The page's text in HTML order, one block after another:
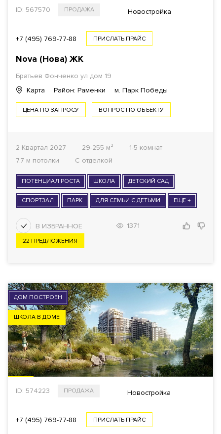
ID: 567570 ПРОДАЖА Новостройка
+7 (495) 769-77-88 ПРИСЛАТЬ ПРАЙС
Nova (Нова) ЖК
Братьев Фонченко ул дом 19
Карта
Район: Раменки м. Парк Победы
ЦЕНА ПО ЗАПРОСУ ВОПРОС ПО ОБЪЕКТУ
2 Квартал 2027 29-255 м²
1-5 комнат
7.7 м потолки
С отделкой
ПОТЕНЦИАЛ РОСТА ШКОЛА ДЕТСКИЙ САД
СПОРТЗАЛ ПАРК ДЛЯ СЕМЬИ С ДЕТЬМИ ЕЩЕ +
1371
22 ПРЕДЛОЖЕНИЯ
ДОМ ПОСТРОЕН
ШКОЛА В ДОМЕ
ID: 574223 ПРОДАЖА Новостройка
+7 (495) 769-77-88 ПРИСЛАТЬ ПРАЙС